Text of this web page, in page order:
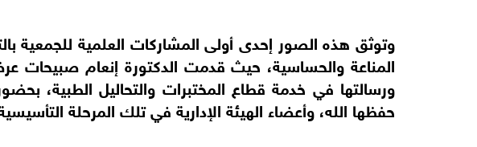
وتوثق هذه الصور إحدى أولى المشاركات العلمية للجمعية
المناعة والحساسية، حيث قدمت الدكتورة إنعام صبيحات
ورسالتها في خدمة قطاع المختبرات والتحاليل الطبية،
حفظها الله، وأعضاء الهيئة الإدارية في تلك المرحلة